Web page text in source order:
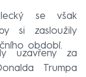
se však
si zasloužily
období.
uzavřeny za
Trumpa